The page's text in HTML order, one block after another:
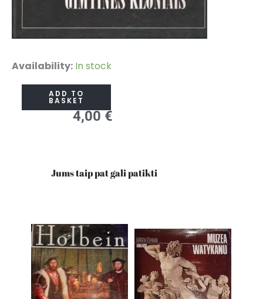
Availability: In stock
V.
Ylevičius
„GimtinėsADD TO
BASKET
4,00 €
Jums taip pat gali patikti